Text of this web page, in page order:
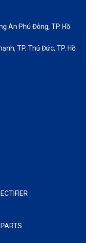
An Phú Đông, TP. Hồ
TP. Thủ Đức, TP. Hồ